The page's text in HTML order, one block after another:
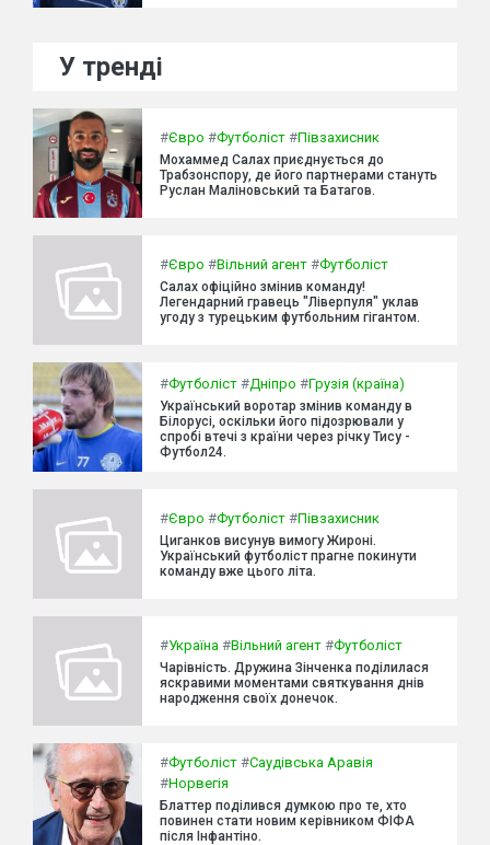
У тренді
#Євро #Футболіст #Півзахисник
Мохаммед Салах приєднується до
Трабзонспору, де його партнерами стануть
Руслан Маліновський та Батагов.
#Євро #Вільний агент #Футболіст
Салах офіційно змінив команду!
Легендарний гравець "Ліверпуля" уклав
угоду з турецьким футбольним гігантом.
#Футболіст #Дніпро #Грузія (країна)
Український воротар змінив команду в
Білорусі, оскільки його підозрювали у
спробі втечі з країни через річку Тису -
Футбол24.
#Євро #Футболіст #Півзахисник
Циганков висунув вимогу Жироні.
Український футболіст прагне покинути
команду вже цього літа.
#Україна #Вільний агент #Футболіст
Чарівність. Дружина Зінченка поділилася
яскравими моментами святкування днів
народження своїх донечок.
#Футболіст #Саудівська Аравія
#Норвегія
Блаттер поділився думкою про те, хто
повинен стати новим керівником ФІФА
після Інфантіно.